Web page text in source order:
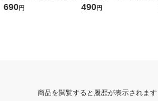
さ0.06mm 1袋（100枚） オ
690円
タイプ A4タテ 4色アソート
490円
商品を閲覧すると履歴が表示されます